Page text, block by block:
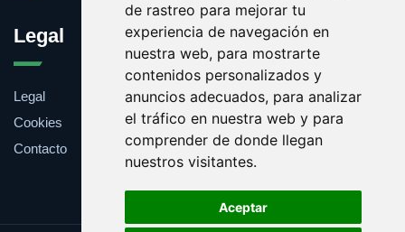
de rastreo para mejorar tu
experiencia de navegación en
nuestra web, para mostrarte
contenidos personalizados y
anuncios adecuados, para analizar
el tráfico en nuestra web y para
comprender de donde llegan
nuestros visitantes.
Aceptar
Legal
Legal
Cookies
Contacto